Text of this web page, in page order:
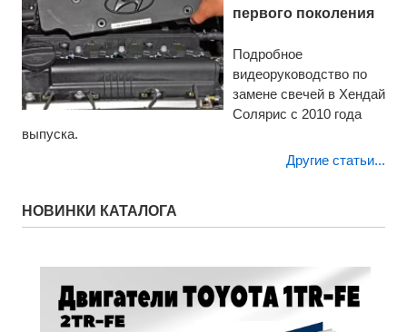
первого поколения
Подробное
видеоруководство по
замене свечей в Хендай
Солярис c 2010 года
выпуска.
Другие статьи...
НОВИНКИ КАТАЛОГА